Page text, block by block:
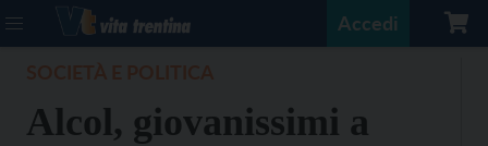
Accedi
Alcol, giovanissimi a